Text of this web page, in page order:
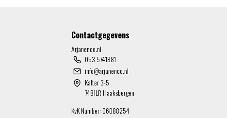
Contactgegevens
Arjanenco.nl
053 5741881
info@arjanenco.nl
Kalter 3-5
7481LR Haaksbergen
KvK Number: 06088254